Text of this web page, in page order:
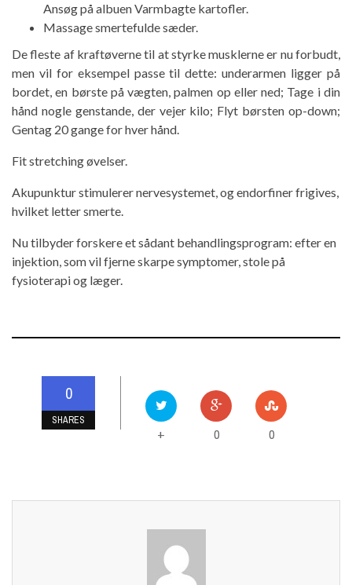
Ansøg på albuen Varmbagte kartofler.
Massage smertefulde sæder.
De fleste af kraftøverne til at styrke musklerne er nu forbudt,
men vil for eksempel passe til dette: underarmen ligger på
bordet, en børste på vægten, palmen op eller ned; Tage i din
hånd nogle genstande, der vejer kilo; Flyt børsten op-down;
Gentag 20 gange for hver hånd.
Fit stretching øvelser.
Akupunktur stimulerer nervesystemet, og endorfiner frigives,
hvilket letter smerte.
Nu tilbyder forskere et sådant behandlingsprogram: efter en
injektion, som vil fjerne skarpe symptomer, stole på
fysioterapi og læger.
0
SHARES
+ 0 0